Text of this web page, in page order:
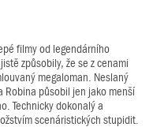
filmy od legendárního
způsobily, že se z cenami
megaloman. Neslaný
Robina působil jen jako menší
Technicky dokonalý a
scenáristických stupidit.